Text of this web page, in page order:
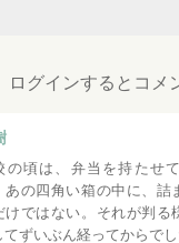
ログインするとコメ
の頃は、弁当を持たせ
あの四角い箱の中に、詰
けではない。それが判る
てずいぶん経ってからでし